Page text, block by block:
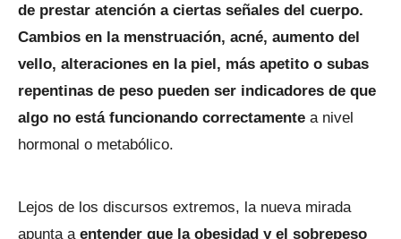
de prestar atención a ciertas señales del cuerpo.
Cambios en la menstruación, acné, aumento del
vello, alteraciones en la piel, más apetito o subas
repentinas de peso pueden ser indicadores de que
algo no está funcionando correctamente a nivel
hormonal o metabólico.
Lejos de los discursos extremos, la nueva mirada
apunta a entender que la obesidad y el sobrepeso